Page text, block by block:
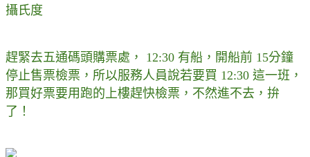
攝氏度
趕緊去五通碼頭購票處， 12:30 有船，開船前 15分鐘
停止售票檢票，所以服務人員說若要買 12:30 這一班，
那買好票要用跑的上樓趕快檢票，不然進不去，拚
了！